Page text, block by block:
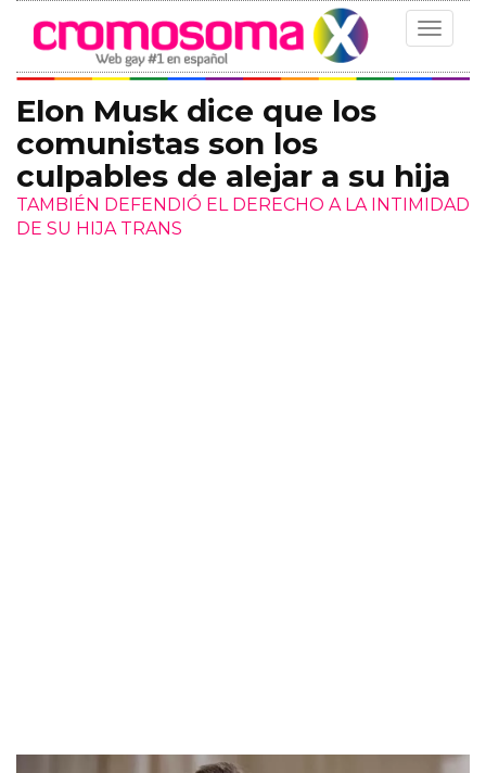
Toggle
Elon Musk dice que los
comunistas son los
culpables de alejar a su hija
TAMBIÉN DEFENDIÓ EL DERECHO A LA INTIMIDAD
DE SU HIJA TRANS